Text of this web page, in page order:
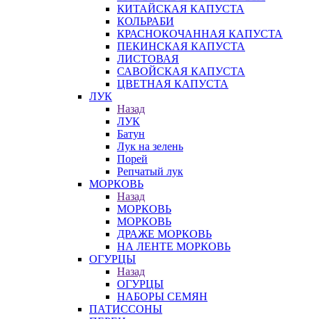
КИТАЙСКАЯ КАПУСТА
КОЛЬРАБИ
КРАСНОКОЧАННАЯ КАПУСТА
ПЕКИНСКАЯ КАПУСТА
ЛИСТОВАЯ
САВОЙСКАЯ КАПУСТА
ЦВЕТНАЯ КАПУСТА
ЛУК
Назад
ЛУК
Батун
Лук на зелень
Порей
Репчатый лук
МОРКОВЬ
Назад
МОРКОВЬ
МОРКОВЬ
ДРАЖЕ МОРКОВЬ
НА ЛЕНТЕ МОРКОВЬ
ОГУРЦЫ
Назад
ОГУРЦЫ
НАБОРЫ СЕМЯН
ПАТИССОНЫ